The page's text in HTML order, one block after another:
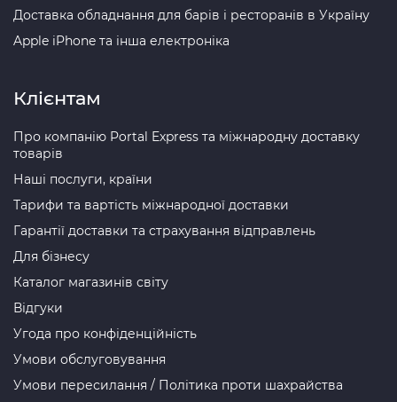
Доставка обладнання для барів і ресторанів в Україну
Apple iPhone та інша електроніка
Клієнтам
Про компанію Portal Express та міжнародну доставку
товарів
Наші послуги, країни
Тарифи та вартість міжнародної доставки
Гарантії доставки та страхування відправлень
Для бізнесу
Каталог магазинів світу
Відгуки
Угода про конфіденційність
Умови обслуговування
Умови пересилання / Політика проти шахрайства